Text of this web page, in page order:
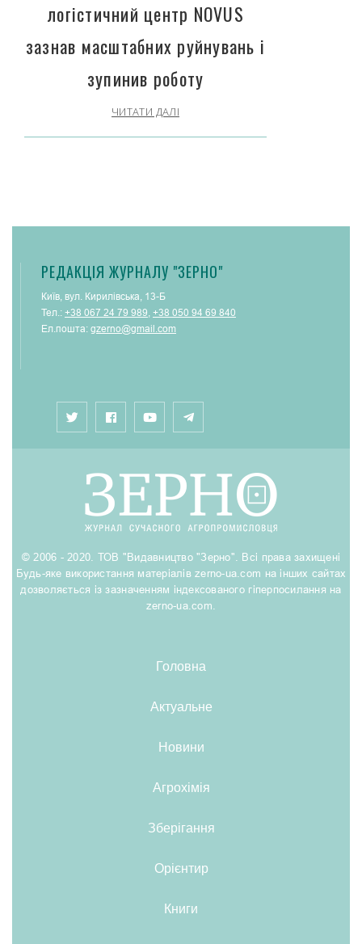
логістичний центр NOVUS
зазнав масштабних руйнувань і
зупинив роботу
ЧИТАТИ ДАЛІ
РЕДАКЦІЯ ЖУРНАЛУ "ЗЕРНО"
Київ, вул. Кирилівська, 13-Б
Тел.: +38 067 24 79 989, +38 050 94 69 840
Ел.пошта: gzerno@gmail.com
© 2006 - 2020. ТОВ "Видавництво "Зерно". Всі права захищені
Будь-яке використання матеріалів zerno-ua.com на інших сайтах
дозволяється із зазначенням індексованого гіперпосилання на
zerno-ua.com.
Головна
Актуальне
Новини
Агрохімія
Зберігання
Орієнтир
Книги